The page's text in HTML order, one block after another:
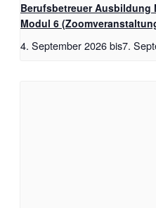
Berufsbetreuer Ausbildung
Modul 6
4. September 2026bis7.